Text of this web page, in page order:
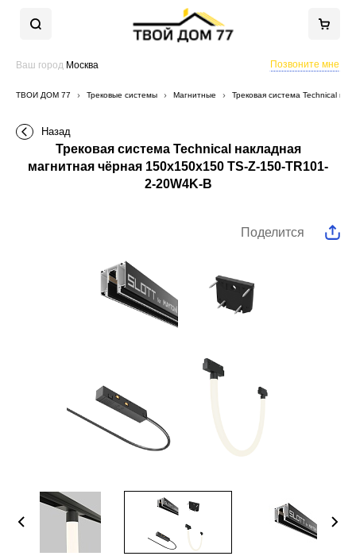
Ваш город Москва Позвоните мне
ТВОЙ ДОМ 77 Трековые системы Магнитные Трековая система Technical
Назад
Трековая система Technical накладная
магнитная чёрная 150x150x150 TS-Z-150-TR101-
2-20W4K-B
Поделится